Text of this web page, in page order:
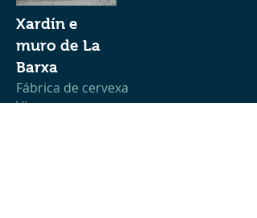
Xardín e
muro de La
Barxa
Fábrica de cervexa
Vigo